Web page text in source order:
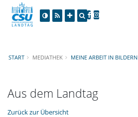
START MEDIATHEK MEINE ARBEIT IN BILDERN
Aus dem Landtag
Zurück zur Übersicht